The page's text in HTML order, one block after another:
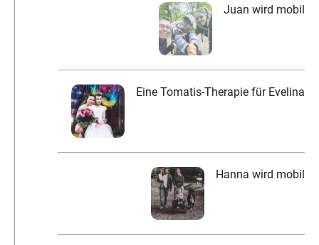
Juan wird mobil
Eine Tomatis-Therapie für Evelina
Hanna wird mobil